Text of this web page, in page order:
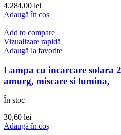
4.284,00 lei
Adaugă în coș
Add to compare
Vizualizare rapidă
Adaugă la favorite
Lampa cu incarcare solara
amurg, miscare si lumina,
În stoc
30,60 lei
Adaugă în coș